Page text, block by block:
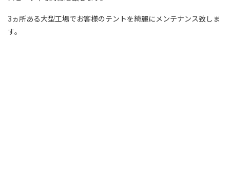
3ヵ所ある大型工場でお客様のテントを綺麗にメンテナンス致しま
す。